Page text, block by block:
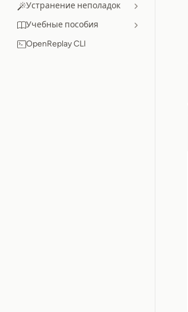
Устранение неполадок
Учебные пособия
OpenReplay CLI